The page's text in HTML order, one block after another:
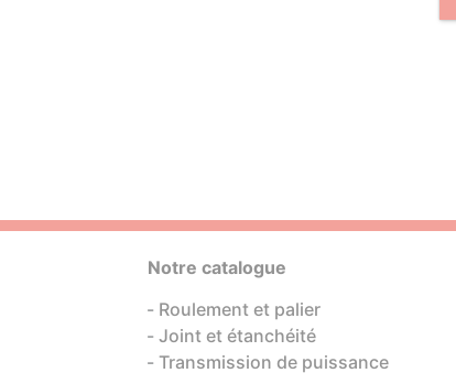
Notre catalogue
Roulement et palier
Joint et étanchéité
Transmission de puissance